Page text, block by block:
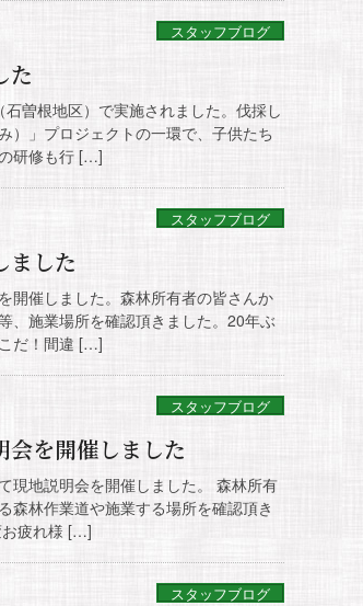
スタッフブログ
た
曽根地区）で実施されました。伐採し
）」プロジェクトの一環で、子供たち
研修も行 […]
スタッフブログ
した
催しました。森林所有者の皆さんか
、施業場所を確認頂きました。20年ぶ
だ！間違 […]
スタッフブログ
を開催しました
地説明会を開催しました。 森林所有
森林作業道や施業する場所を確認頂き
お疲れ様 […]
スタッフブログ